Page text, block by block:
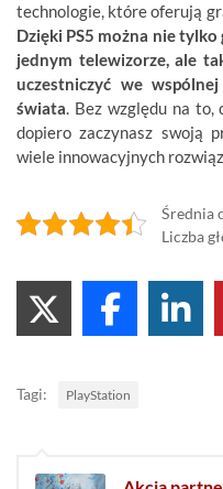
technologie, które oferują
Dzięki PS5 można nie tylko
jednym telewizorze, ale
uczestniczyć we
świata. Bez względu na to,
dopiero zaczynasz swoją
wiele innowacyjnych
Średnia
Liczba
Tagi: PlayStation